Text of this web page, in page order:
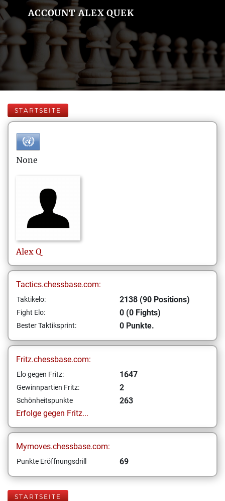
ACCOUNT ALEX QUEK
STARTSEITE
None
Alex Q
Tactics.chessbase.com:
Taktikelo: 2138 (90 Positions)
Fight Elo: 0 (0 Fights)
Bester Taktiksprint: 0 Punkte.
Fritz.chessbase.com:
Elo gegen Fritz: 1647
Gewinnpartien Fritz: 2
Schönheitspunkte
263
Erfolge gegen Fritz...
Mymoves.chessbase.com:
Punkte Eröffnungsdrill 69
STARTSEITE